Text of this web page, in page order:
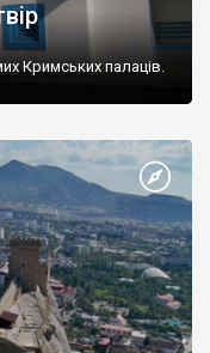
Кримських палаців.